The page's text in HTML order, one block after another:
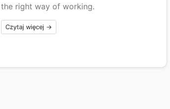
the right way of working.
Czytaj więcej →